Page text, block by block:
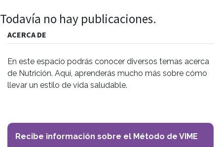
Todavía no hay publicaciones.
ACERCA DE
En este espacio podrás conocer diversos temas acerca
de Nutrición. Aquí, aprenderás mucho más sobre cómo
llevar un estilo de vida saludable.
Recibe información sobre el Método de VIME